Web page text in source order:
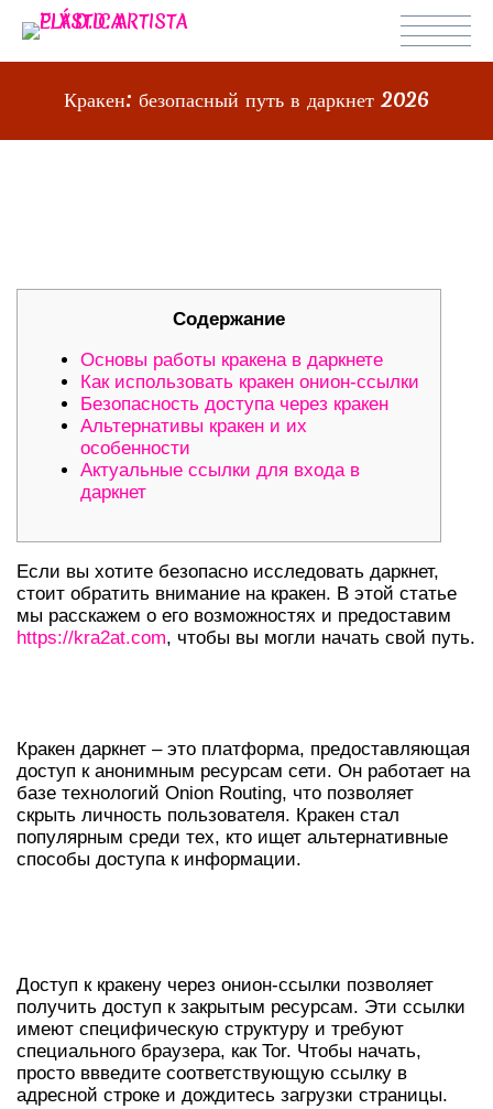
Кракен: безопасный путь в даркнет 2026
Содержание
Основы работы кракена в даркнете
Как использовать кракен онион-ссылки
Безопасность доступа через кракен
Альтернативы кракен и их
особенности
Актуальные ссылки для входа в
даркнет
Если вы хотите безопасно исследовать даркнет,
стоит обратить внимание на кракен. В этой статье
мы расскажем о его возможностях и предоставим
https://kra2at.com, чтобы вы могли начать свой путь.
Кракен даркнет – это платформа, предоставляющая
доступ к анонимным ресурсам сети. Он работает на
базе технологий Onion Routing, что позволяет
скрыть личность пользователя. Кракен стал
популярным среди тех, кто ищет альтернативные
способы доступа к информации.
Доступ к кракену через онион-ссылки позволяет
получить доступ к закрытым ресурсам. Эти ссылки
имеют специфическую структуру и требуют
специального браузера, как Tor. Чтобы начать,
просто ввведите соответствующую ссылку в
адресной строке и дождитесь загрузки страницы.